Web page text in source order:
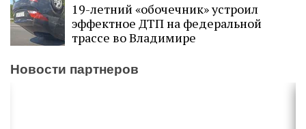
19-летний «обочечник» устроил
эффектное ДТП на федеральной
трассе во Владимире
Новости партнеров